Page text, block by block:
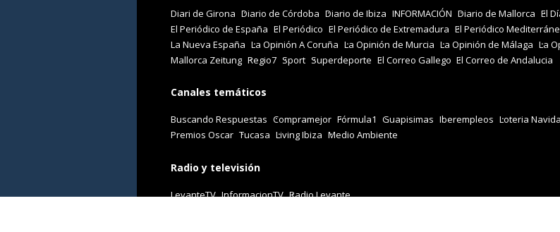
Diari de Girona Diario de Córdoba Diario de Ibiza INFORMACIÓN Diario de Mallorca El
El Periódico de España El Periódico El Periódico de Extremadura El Periódico
La Nueva España La Opinión A Coruña La Opinión de Murcia La Opinión de Málaga La
Mallorca Zeitung Regio7 Sport Superdeporte El Correo Gallego El Correo de Andalucia
Canales temáticos
Buscando Respuestas Compramejor Fórmula1 Guapisimas Iberempleos Loteria
Premios Oscar Tucasa Living Ibiza Medio Ambiente
Radio y televisión
LevanteTV InformacionTV Radio Levante